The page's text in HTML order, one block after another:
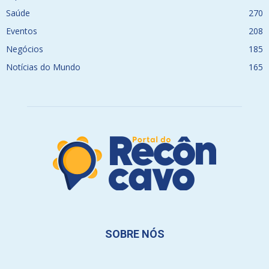
Saúde
270
Eventos
208
Negócios
185
Notícias do Mundo
165
SOBRE NÓS